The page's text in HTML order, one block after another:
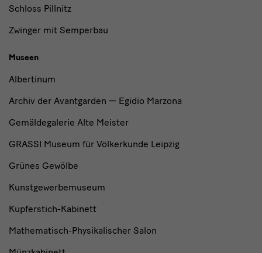
Schloss Pillnitz
Zwinger mit Semperbau
Museen
Albertinum
Archiv der Avantgarden — Egidio Marzona
Gemäldegalerie Alte Meister
GRASSI Museum für Völkerkunde Leipzig
Grünes Gewölbe
Kunstgewerbemuseum
Kupferstich-Kabinett
Mathematisch-Physikalischer Salon